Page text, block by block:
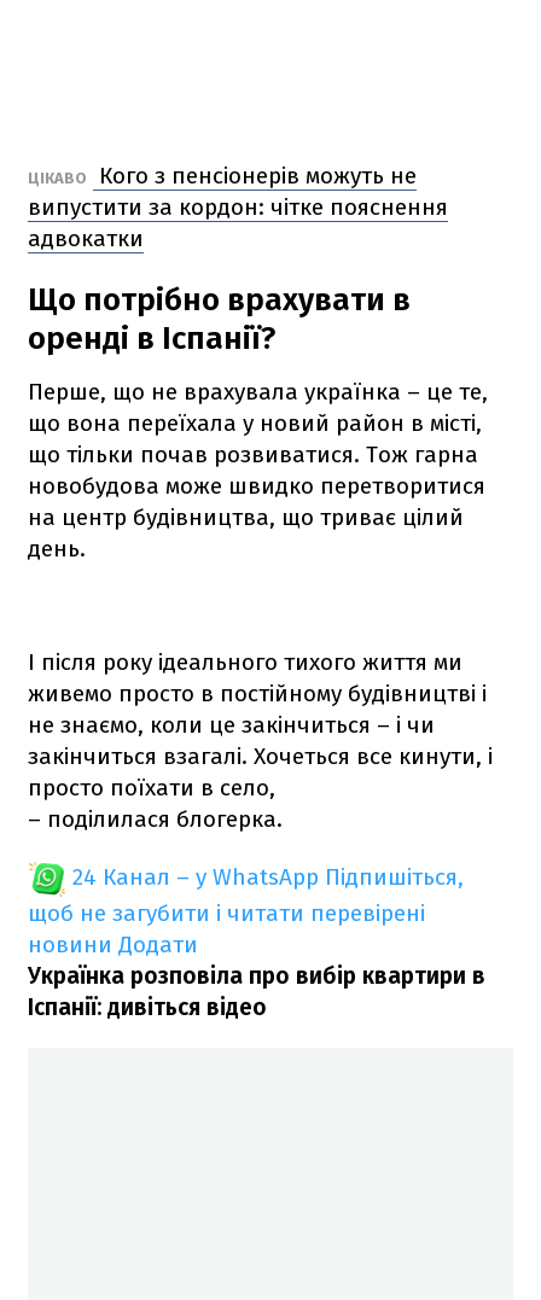
ЦІКАВО
Кого з пенсіонерів можуть не
випустити за кордон: чітке пояснення
адвокатки
Що потрібно врахувати в
оренді в Іспанії?
Перше, що не врахувала українка – це те,
що вона переїхала у новий район в місті,
що тільки почав розвиватися. Тож гарна
новобудова може швидко перетворитися
на центр будівництва, що триває цілий
день.
І після року ідеального тихого життя ми
живемо просто в постійному будівництві і
не знаємо, коли це закінчиться – і чи
закінчиться взагалі. Хочеться все кинути, і
просто поїхати в село,
– поділилася блогерка.
24 Канал – у WhatsApp Підпишіться,
щоб не загубити і читати перевірені
новини Додати
Українка розповіла про вибір квартири в
Іспанії: дивіться відео